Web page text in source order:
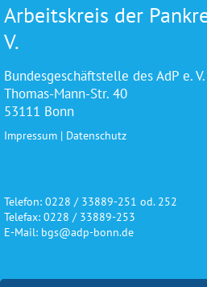
Arbeitskreis der
V.
Bundesgeschäftstelle des AdP e. V.
Thomas-Mann-Str. 40
53111 Bonn
Impressum | Datenschutz
Telefon: 0228 / 33889-251 od. 252
Telefax: 0228 / 33889-253
E-Mail: bgs@adp-bonn.de